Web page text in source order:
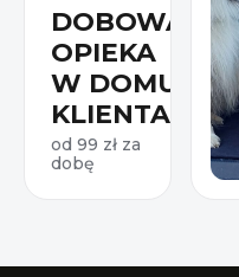
DOBOWA
OPIEKA
W DOMU
KLIENTA
od 99 zł za
dobę